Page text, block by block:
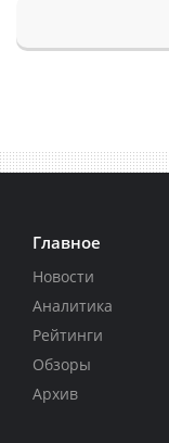
Главное
Новости
Аналитика
Рейтинги
Обзоры
Архив